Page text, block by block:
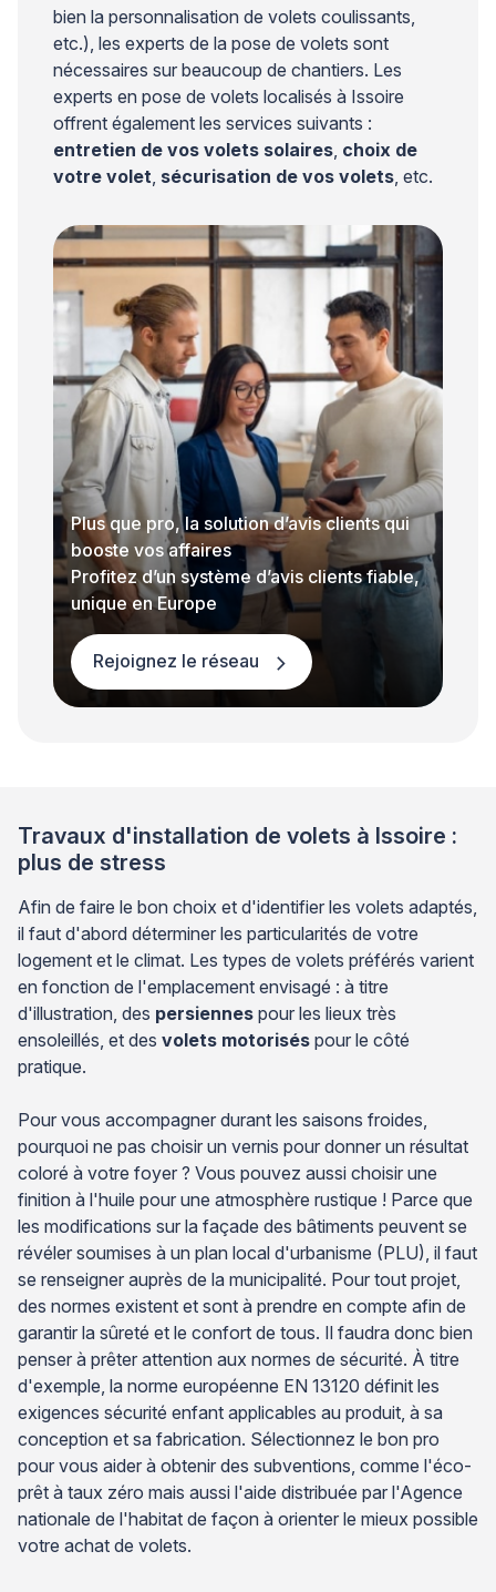
bien la personnalisation de volets coulissants,
etc.), les experts de la pose de volets sont
nécessaires sur beaucoup de chantiers. Les
experts en pose de volets localisés à Issoire
offrent également les services suivants :
entretien de vos volets solaires choix de
votre volet sécurisation de vos volets , etc.
Plus que pro, la solution d’avis clients qui
booste vos affaires
Profitez d’un système d’avis clients fiable,
unique en Europe
Rejoignez le réseau
Travaux d'installation de volets à Issoire :
plus de stress
Afin de faire le bon choix et d'identifier les volets adaptés,
il faut d'abord déterminer les particularités de votre
logement et le climat. Les types de volets préférés varient
en fonction de l'emplacement envisagé : à titre
d'illustration, des persiennes pour les lieux très
ensoleillés, et des volets motorisés pour le côté
pratique.
Pour vous accompagner durant les saisons froides,
pourquoi ne pas choisir un vernis pour donner un résultat
coloré à votre foyer ? Vous pouvez aussi choisir une
finition à l'huile pour une atmosphère rustique ! Parce que
les modifications sur la façade des bâtiments peuvent se
révéler soumises à un plan local d'urbanisme (PLU), il faut
se renseigner auprès de la municipalité. Pour tout projet,
des normes existent et sont à prendre en compte afin de
garantir la sûreté et le confort de tous. Il faudra donc bien
penser à prêter attention aux normes de sécurité. À titre
d'exemple, la norme européenne EN 13120 définit les
exigences sécurité enfant applicables au produit, à sa
conception et sa fabrication. Sélectionnez le bon pro
pour vous aider à obtenir des subventions, comme l'éco-
prêt à taux zéro mais aussi l'aide distribuée par l'Agence
nationale de l'habitat de façon à orienter le mieux possible
votre achat de volets.